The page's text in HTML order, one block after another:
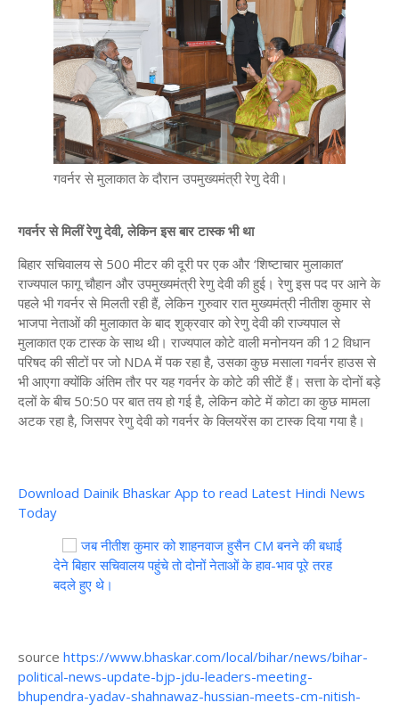
गवर्नर से मुलाकात के दौरान उपमुख्यमंत्री रेणु देवी।
गवर्नर से मिलीं रेणु देवी, लेकिन इस बार टास्क भी था
बिहार सचिवालय से 500 मीटर की दूरी पर एक और ‘शिष्टाचार मुलाकात’
राज्यपाल फागू चौहान और उपमुख्यमंत्री रेणु देवी की हुई। रेणु इस पद पर आने के
पहले भी गवर्नर से मिलती रही हैं, लेकिन गुरुवार रात मुख्यमंत्री नीतीश कुमार से
भाजपा नेताओं की मुलाकात के बाद शुक्रवार को रेणु देवी की राज्यपाल से
मुलाकात एक टास्क के साथ थी। राज्यपाल कोटे वाली मनोनयन की 12 विधान
परिषद की सीटों पर जो NDA में पक रहा है, उसका कुछ मसाला गवर्नर हाउस से
भी आएगा क्योंकि अंतिम तौर पर यह गवर्नर के कोटे की सीटें हैं। सत्ता के दोनों बड़े
दलों के बीच 50:50 पर बात तय हो गई है, लेकिन कोटे में कोटा का कुछ मामला
अटक रहा है, जिसपर रेणु देवी को गवर्नर के क्लियरेंस का टास्क दिया गया है।
Download Dainik Bhaskar App to read Latest Hindi News
Today
जब नीतीश कुमार को शाहनवाज हुसैन CM बनने की बधाई
देने बिहार सचिवालय पहुंचे तो दोनों नेताओं के हाव-भाव पूरे तरह
बदले हुए थे।
source https://www.bhaskar.com/local/bihar/news/bihar-
political-news-update-bjp-jdu-leaders-meeting-
bhupendra-yadav-shahnawaz-hussian-meets-cm-nitish-